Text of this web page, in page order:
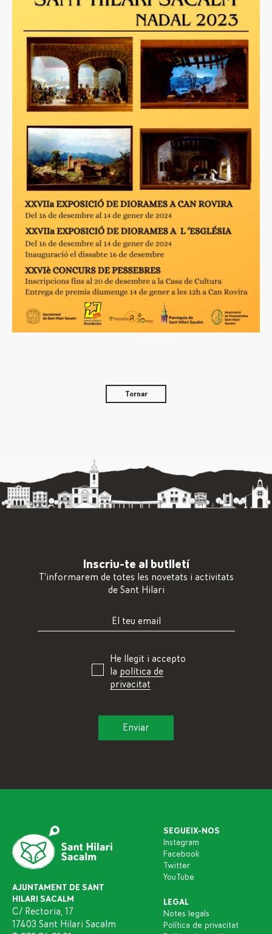
Tornar
Inscriu-te al butlletí
T'informarem de totes les novetats i activitats
de Sant Hilari
He llegit i accepto
la política de
privacitat
AJUNTAMENT DE SANT
HILARI SACALM
C/ Rectoria, 17
17403 Sant Hilari Sacalm
SEGUEIX-NOS
Instagram
Facebook
Twitter
YouTube
LEGAL
Notes legals
Política de privacitat